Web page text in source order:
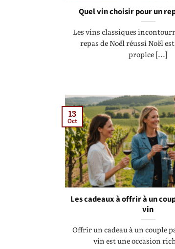
Quel vin choisir pour un
Les vins classiques
repas de Noël réussi Noël
propice [...]
Les cadeaux à offrir à un
vin
Offrir un cadeau à un couple
vin est une occasion
13
Oct